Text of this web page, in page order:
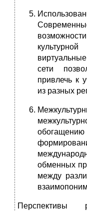
сети
привлечь к
из разных
обменных
между
Перспективы